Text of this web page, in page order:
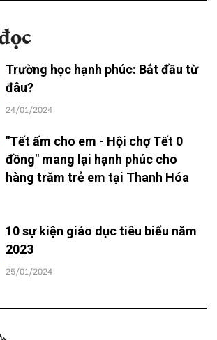
Trường học hạnh phúc: Bắt đầu từ
đâu?
24/01/2024
"Tết ấm cho em - Hội chợ Tết 0
đồng" mang lại hạnh phúc cho
hàng trăm trẻ em tại Thanh Hóa
10 sự kiện giáo dục tiêu biểu năm
2023
25/01/2024